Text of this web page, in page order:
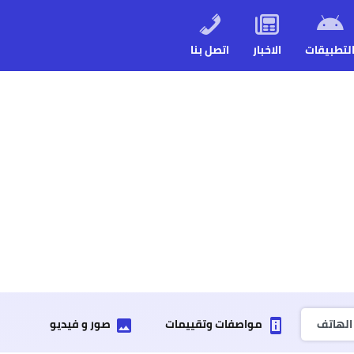
التطبيقات الاخبار اتصل بنا
perm_device_information مواصفات وتقييمات insert_photo صور و فيديو